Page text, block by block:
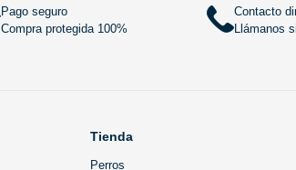
Pago seguro
Compra protegida 100%
Contacto
Llámanos
Tienda
Perros